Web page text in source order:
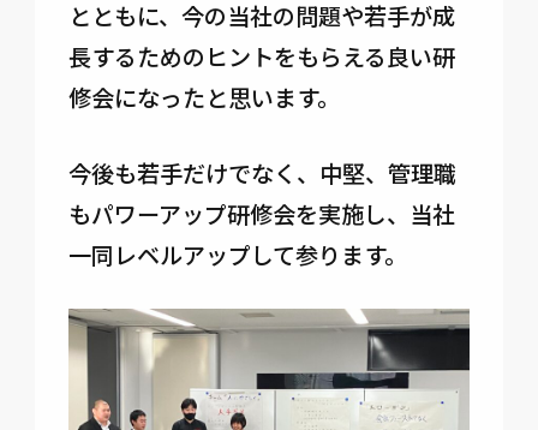
とともに、今の当社の問題や若手が成
長するためのヒントをもらえる良い研
修会になったと思います。
今後も若手だけでなく、中堅、管理職
もパワーアップ研修会を実施し、当社
一同レベルアップして参ります。